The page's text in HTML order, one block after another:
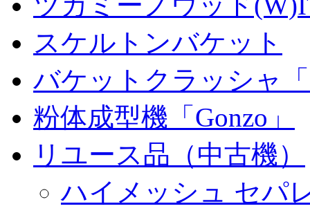
スケルトンバケット
バケットクラッシャ
粉体成型機「Gonzo」
リユース品（中古機）
ハイメッシュ セパ